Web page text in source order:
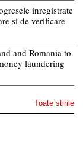
inregistrate
si de verificare
and Romania to
laundering
Toate stirile